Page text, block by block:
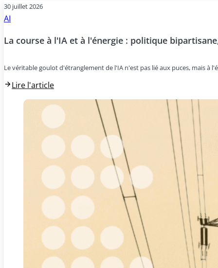
30 juillet 2026
AI
La course à l'IA et à l'énergie : politique
Le véritable goulot d'étranglement de l'IA n'est pas lié aux puces, mais à
Lire l'article